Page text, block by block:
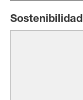
Sostenibilidad